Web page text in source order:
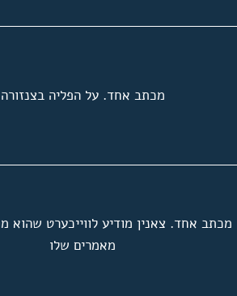
מכתב אחד. על הפליה בצנזורה
מכתב אחד. צאנין מודיע לווייכערט שהוא
מאמרים שלו